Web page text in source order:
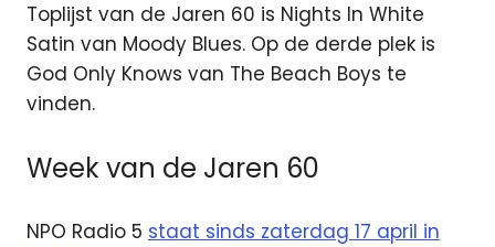
Toplijst van de Jaren 60 is Nights In White
Satin van Moody Blues. Op de derde plek is
God Only Knows van The Beach Boys te
vinden.
Week van de Jaren 60
NPO Radio 5 staat sinds zaterdag 17 april in